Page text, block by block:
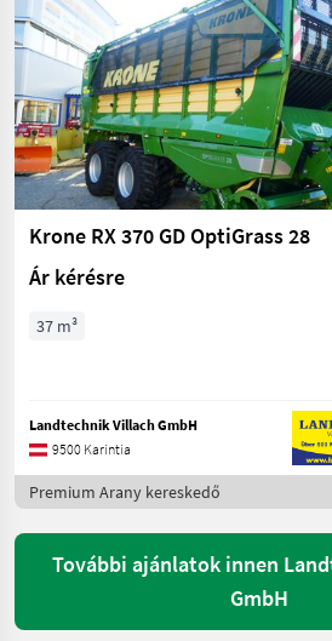
Krone RX 370 GD OptiGrass 28
Ár kérésre
37 m³
Landtechnik Villach GmbH
9500 Karintia
Premium Arany kereskedő
További ajánlatok innen
GmbH